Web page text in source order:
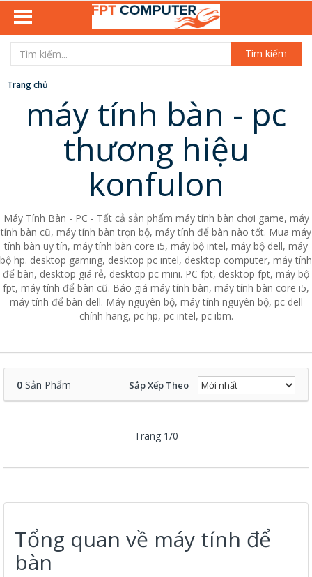
Tìm kiếm
Trang chủ
máy tính bàn - pc
thương hiệu
konfulon
Máy Tính Bàn - PC - Tất cả sản phẩm máy tính bàn chơi game, máy
tính bàn cũ, máy tính bàn trọn bộ, máy tính để bàn nào tốt. Mua máy
tính bàn uy tín, máy tính bàn core i5, máy bộ intel, máy bộ dell, máy
bộ hp. desktop gaming, desktop pc intel, desktop computer, máy tính
để bàn, desktop giá rẻ, desktop pc mini. PC fpt, desktop fpt, máy bộ
fpt, máy tính để bàn cũ. Báo giá máy tính bàn, máy tính bàn core i5,
máy tính để bàn dell. Máy nguyên bộ, máy tính nguyên bộ, pc dell
chính hãng, pc hp, pc intel, pc ibm.
0 Sản Phẩm Sắp Xếp Theo
Trang 1/0
Tổng quan về máy tính để
bàn